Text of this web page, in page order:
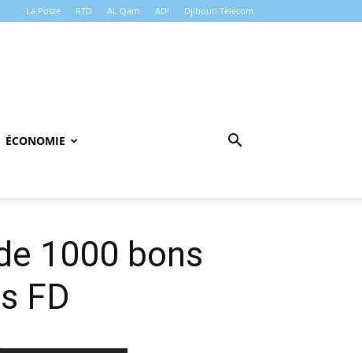
La Poste RTD AL Qarn ADI Djibouti Telecom
ÉCONOMIE
1000 bons
FD